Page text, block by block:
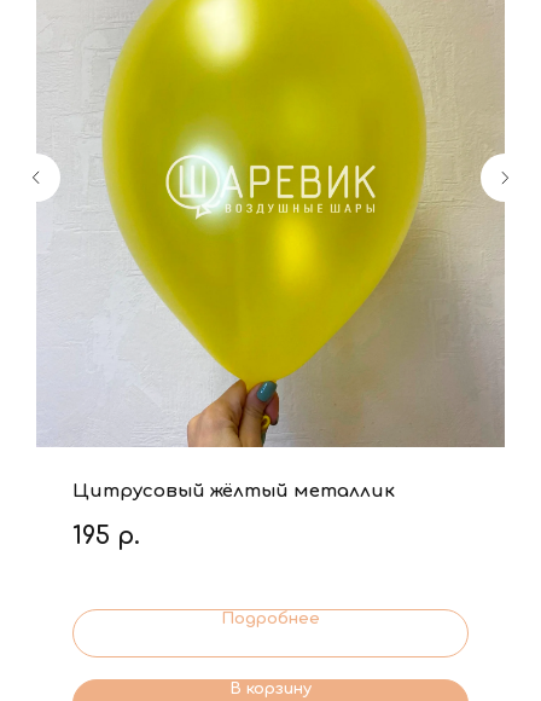
Цитрусовый жёлтый металлик
195 р.
Подробнее
В корзину